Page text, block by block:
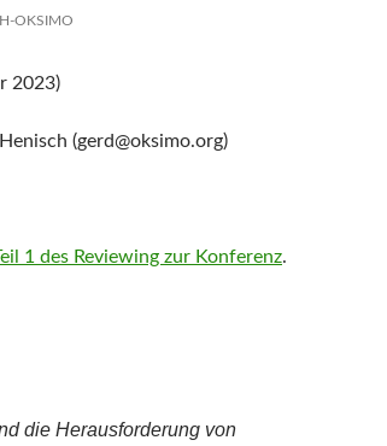
OKSIMO
2023)
(gerd@oksimo.org)
1 des Reviewing zur Konferenz.
die Herausforderung von